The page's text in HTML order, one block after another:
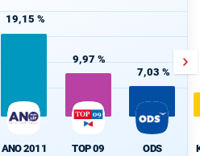
19,15 %
ANO 2011
9,97 %
TOP 09
7,03 %
ODS